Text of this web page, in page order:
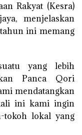
Rakyat (Kesra)
menjelaskan
ini memang
yang lebih
Panca Qori
mendatangkan
ini kami ingin
tokoh lokal yang